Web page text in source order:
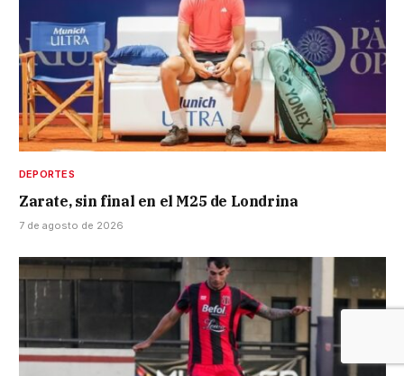
DEPORTES
Zarate, sin final en el M25 de Londrina
7 de agosto de 2026